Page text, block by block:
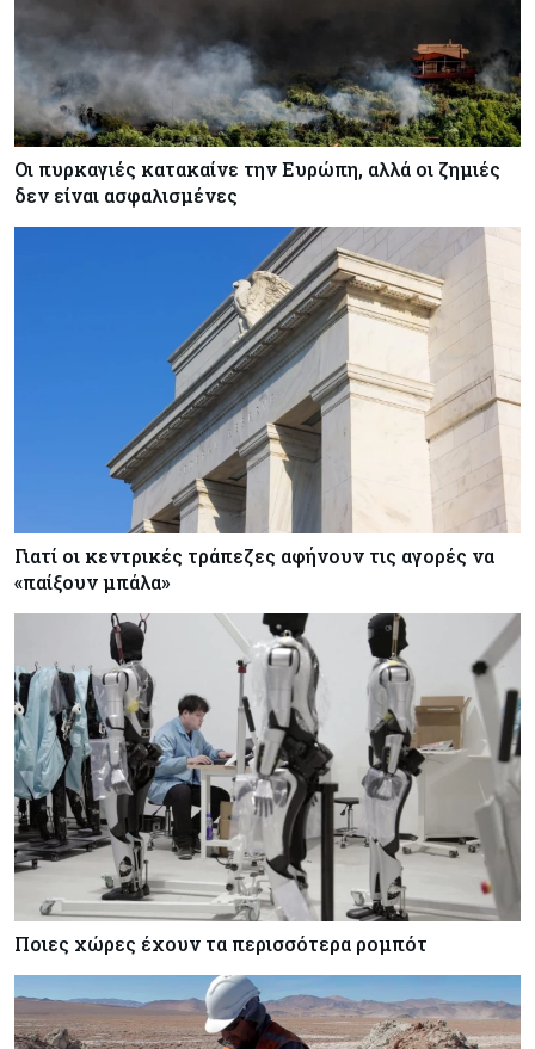
07-08-2026
Επαναλειτουργεί η οδική πρόσβαση στις αφίξεις
του αεροδρομίου Λάρνακας
Εμπορεύματα 07-08-2026
Χρυσός: Καλπάζει προς την καλύτερη εβδομάδα
από τον Ιανουάριο – Μια ανάσα από τα $4.300
07-08-2026
Συντεχνία της Cyta ζητά να ανακληθεί
διορισμός στο νέο ΔΣ
Οι πυρκαγιές κατακαίνε την Ευρώπη, αλλά οι ζημιές
δεν είναι ασφαλισμένες
Γιατί οι κεντρικές τράπεζες αφήνουν τις αγορές να
«παίξουν μπάλα»
Ποιες χώρες έχουν τα περισσότερα ρομπότ